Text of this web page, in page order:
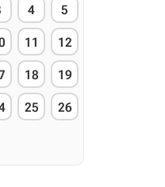
4 5
11 12
18 19
25 26